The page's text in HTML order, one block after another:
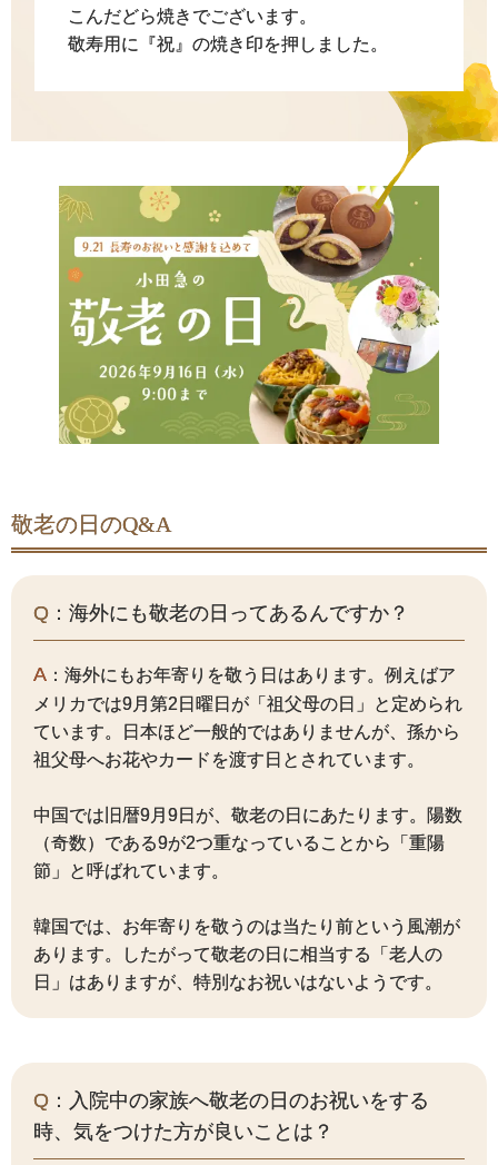
こんだどら焼きでございます。
敬寿用に『祝』の焼き印を押しました。
敬老の日のQ&A
Q ：海外にも敬老の日ってあるんですか？
A ：海外にもお年寄りを敬う日はあります。例えばア
メリカでは9月第2日曜日が「祖父母の日」と定められ
ています。日本ほど一般的ではありませんが、孫から
祖父母へお花やカードを渡す日とされています。
中国では旧暦9月9日が、敬老の日にあたります。陽数
（奇数）である9が2つ重なっていることから「重陽
節」と呼ばれています。
韓国では、お年寄りを敬うのは当たり前という風潮が
あります。したがって敬老の日に相当する「老人の
日」はありますが、特別なお祝いはないようです。
Q ：入院中の家族へ敬老の日のお祝いをする
時、気をつけた方が良いことは？